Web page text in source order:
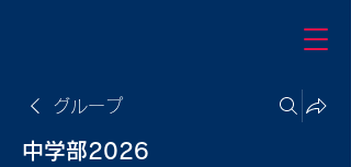
グループ
中学部2026